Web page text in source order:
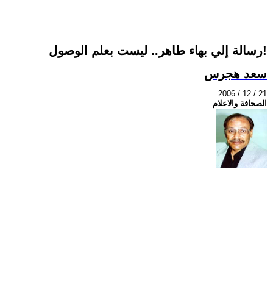
رسالة إلي بهاء طاهر.. ليست بعلم الوصول!
سعد هجرس
2006 / 12 / 21
الصحافة والاعلام